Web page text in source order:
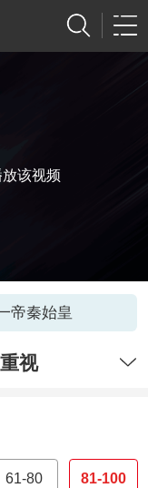
该视频
帝秦始皇
视
61-80 81-100